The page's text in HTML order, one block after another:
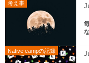
考え事
Native campの記録